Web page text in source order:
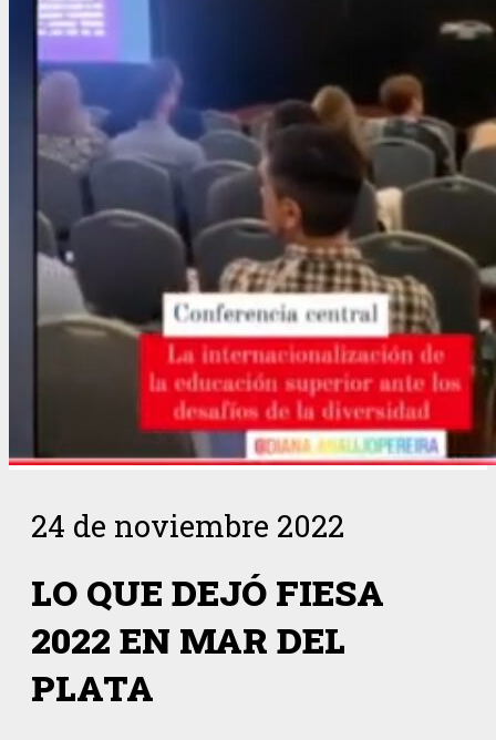
24 de noviembre 2022
LO QUE DEJÓ FIESA
2022 EN MAR DEL
PLATA